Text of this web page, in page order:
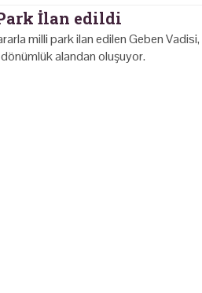
İlan edildi
milli park ilan edilen Geben
dönümlük alandan oluşuyor.